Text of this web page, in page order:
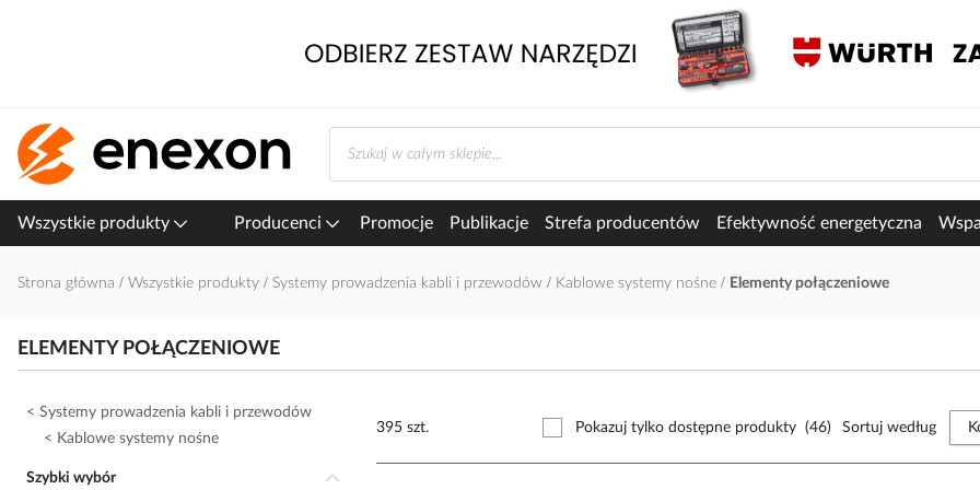
Wszystkie produkty Producenci Promocje Publikacje Strefa producentów Efektywność energetyczna
Strona główna Wszystkie produkty Systemy prowadzenia kabli i przewodów Kablowe systemy nośne Elementy połączeniowe
ELEMENTY POŁĄCZENIOWE
395 szt. Pokazuj tylko dostępne produkty (46) Sortuj według
Systemy prowadzenia kabli i przewodów
Kablowe systemy nośne
Szybki wybór